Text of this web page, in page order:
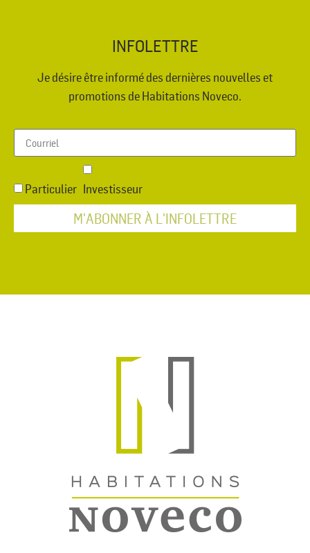
INFOLETTRE
Je désire être informé des dernières nouvelles et
promotions de Habitations Noveco.
Particulier Investisseur
M'ABONNER À L'INFOLETTRE